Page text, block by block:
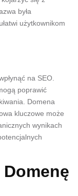
była
użytkownikom
na SEO.
poprawić
Domena
kluczowe może
wynikach